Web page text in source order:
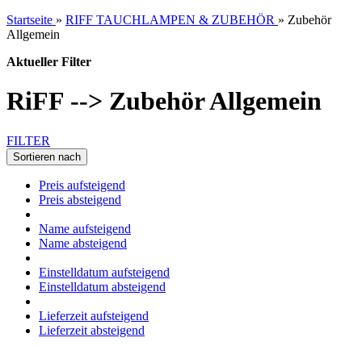
Startseite » RIFF TAUCHLAMPEN & ZUBEHÖR » Zubehör
Allgemein
Aktueller Filter
RiFF --> Zubehör Allgemein
FILTER
Sortieren nach
Preis aufsteigend
Preis absteigend
Name aufsteigend
Name absteigend
Einstelldatum aufsteigend
Einstelldatum absteigend
Lieferzeit aufsteigend
Lieferzeit absteigend